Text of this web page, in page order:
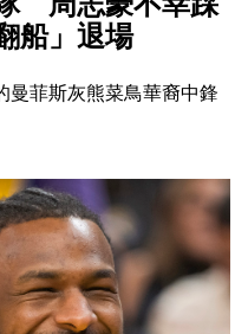
船」退場
曼菲斯灰熊菜鳥華裔中鋒